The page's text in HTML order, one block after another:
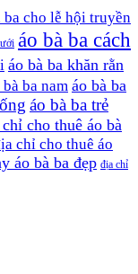
ba cho lễ hội truyền
áo bà ba cách
áo bà ba khăn rằn
bà ba nam áo bà ba
áo bà ba trẻ
cho thuê áo bà
chỉ cho thuê áo
áo bà ba đẹp địa chỉ